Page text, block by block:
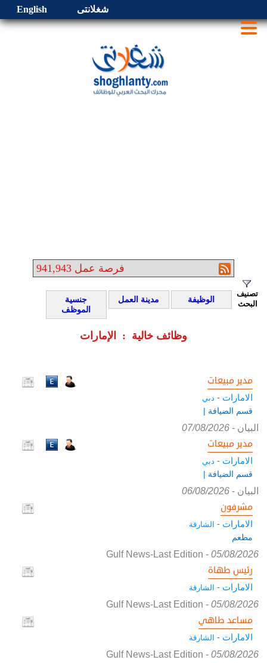
شغلانتى English
941,943 فرصة عمل
تصنيف
البحث
الوظيفة مدينة العمل
جنسية
الموظف
وظائف خالية : الإمارات
مدير مبيعات
الامارات - دبي
قسم الضيافة |
البيان -
07/08/2026
مدير مبيعات
الامارات - دبي
قسم الضيافة |
البيان -
06/08/2026
مشرفون
الامارات - الشارقة
مطعم
Gulf News-Last Edition - 05/08/2026
رئيس طهاة
الامارات - الشارقة
Gulf News-Last Edition - 05/08/2026
مساعد طاهي
الامارات - الشارقة
Gulf News-Last Edition - 05/08/2026